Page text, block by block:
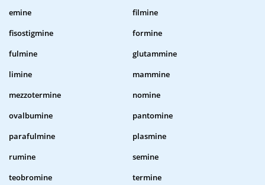
emine
filmine
fisostigmine
formine
fulmine
glutammine
limine
mammine
mezzotermine
nomine
ovalbumine
pantomine
parafulmine
plasmine
rumine
semine
teobromine
termine